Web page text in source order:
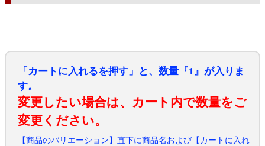
「カートに入れるを押す」と、数量『1』が入りま
す。
変更したい場合は、カート内で数量をご
変更ください。
【商品のバリエーション】直下に商品名および【カートに入れ